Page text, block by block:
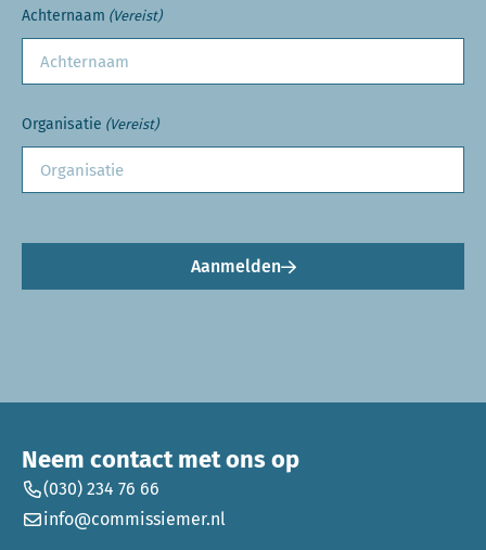
Achternaam (Vereist)
Organisatie (Vereist)
Aanmelden
Neem contact met ons op
(030) 234 76 66
info@commissiemer.nl